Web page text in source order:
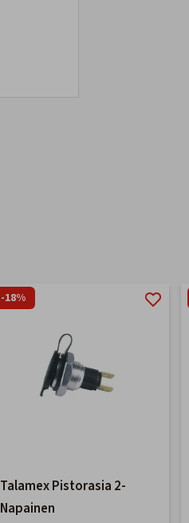
-18%
Talamex Pistorasia 2-
Napainen